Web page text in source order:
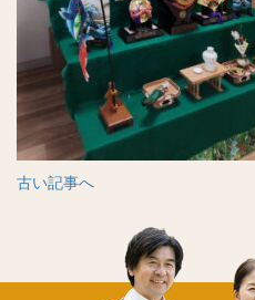
古い記事へ